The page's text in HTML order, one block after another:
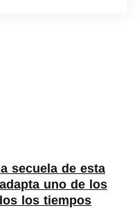
secuela de esta
uno de los
los tiempos